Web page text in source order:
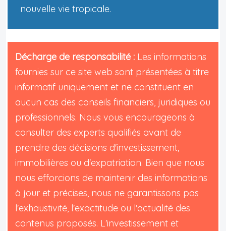
nouvelle vie tropicale.
Décharge de responsabilité : Les informations
fournies sur ce site web sont présentées à titre
informatif uniquement et ne constituent en
aucun cas des conseils financiers, juridiques ou
professionnels. Nous vous encourageons à
consulter des experts qualifiés avant de
prendre des décisions d'investissement,
immobilières ou d'expatriation. Bien que nous
nous efforcions de maintenir des informations
à jour et précises, nous ne garantissons pas
l'exhaustivité, l'exactitude ou l'actualité des
contenus proposés. L'investissement et